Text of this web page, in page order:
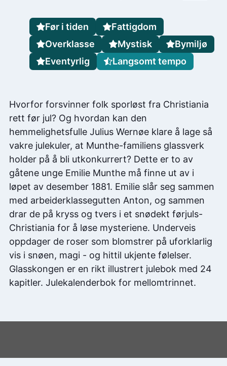
Hvorfor forsvinner folk sporløst fra Christiania
rett før jul? Og hvordan kan den
hemmelighetsfulle Julius Wernøe klare å lage så
vakre julekuler, at Munthe-familiens glassverk
holder på å bli utkonkurrert? Dette er to av
gåtene unge Emilie Munthe må finne ut av i
løpet av desember 1881. Emilie slår seg sammen
med arbeiderklassegutten Anton, og sammen
drar de på kryss og tvers i et snødekt førjuls-
Christiania for å løse mysteriene. Underveis
oppdager de roser som blomstrer på uforklarlig
vis i snøen, magi - og hittil ukjente følelser.
Glasskongen er en rikt illustrert julebok med 24
kapitler. Julekalenderbok for mellomtrinnet.
Før i tiden
Fattigdom
Overklasse
Mystisk
Bymiljø
Eventyrlig
Langsomt tempo